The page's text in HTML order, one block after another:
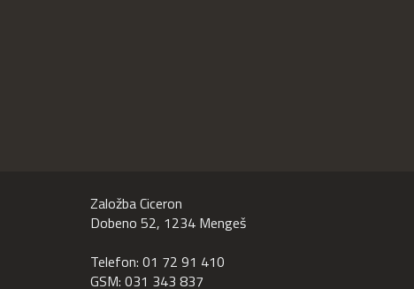
Založba Ciceron
Dobeno 52, 1234 Mengeš
Telefon: 01 72 91 410
GSM: 031 343 837